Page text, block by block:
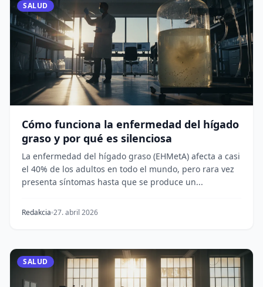
SALUD
Cómo funciona la enfermedad del hígado
graso y por qué es silenciosa
La enfermedad del hígado graso (EHMetA) afecta a casi
el 40% de los adultos en todo el mundo, pero rara vez
presenta síntomas hasta que se produce un...
Redakcia 27. abril 2026
SALUD